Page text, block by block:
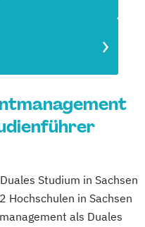
Studium in Sachsen
Hochschulen in Sachsen
als Duales